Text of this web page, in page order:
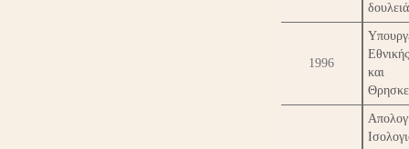
1996
και